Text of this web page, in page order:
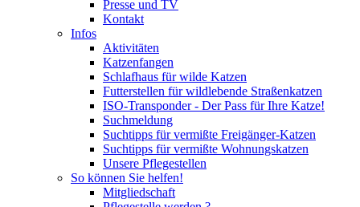
Presse und TV
Kontakt
Infos
Aktivitäten
Katzenfangen
Schlafhaus für wilde Katzen
Futterstellen für wildlebende Straßenkatzen
ISO-Transponder - Der Pass für Ihre Katze!
Suchmeldung
Suchtipps für vermißte Freigänger-Katzen
Suchtipps für vermißte Wohnungskatzen
Unsere Pflegestellen
So können Sie helfen!
Mitgliedschaft